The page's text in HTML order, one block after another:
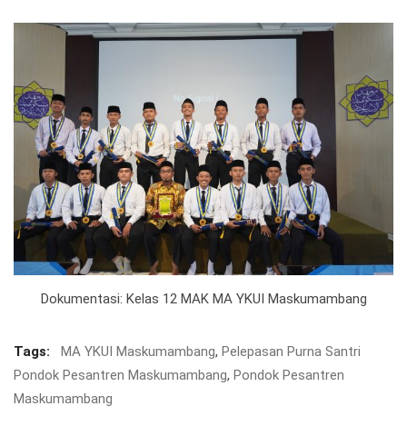
Dokumentasi: Kelas 12 MAK MA YKUI Maskumambang
Tags: MA YKUI Maskumambang, Pelepasan Purna Santri
Pondok Pesantren Maskumambang, Pondok Pesantren
Maskumambang